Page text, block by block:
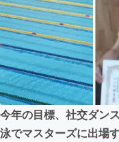
アート・写真
テクノロジ
映像・映画
ビジネス・
今年の目標、社交ダン
泳でマスターズに出場す